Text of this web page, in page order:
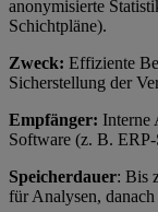
anonymisierte
Schichtpläne).
Zweck: Effiziente
Sicherstellung der
Empfänger: Interne
Software (z. B.
Speicherdauer: Bis
für Analysen,